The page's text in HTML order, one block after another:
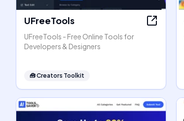
UFreeTools
UFreeTools - Free Online Tools for
Developers & Designers
🧰Creators Toolkit